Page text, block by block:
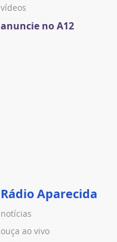
vídeos
anuncie no A12
Rádio Aparecida
notícias
ouça ao vivo